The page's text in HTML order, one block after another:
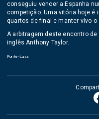
conseguiu vencer a Espanha
competição. Uma vitória hoje é
quartos de final e manter vivo
A arbitragem deste encontro
inglês Anthony Taylor.
Fonte -Lusa